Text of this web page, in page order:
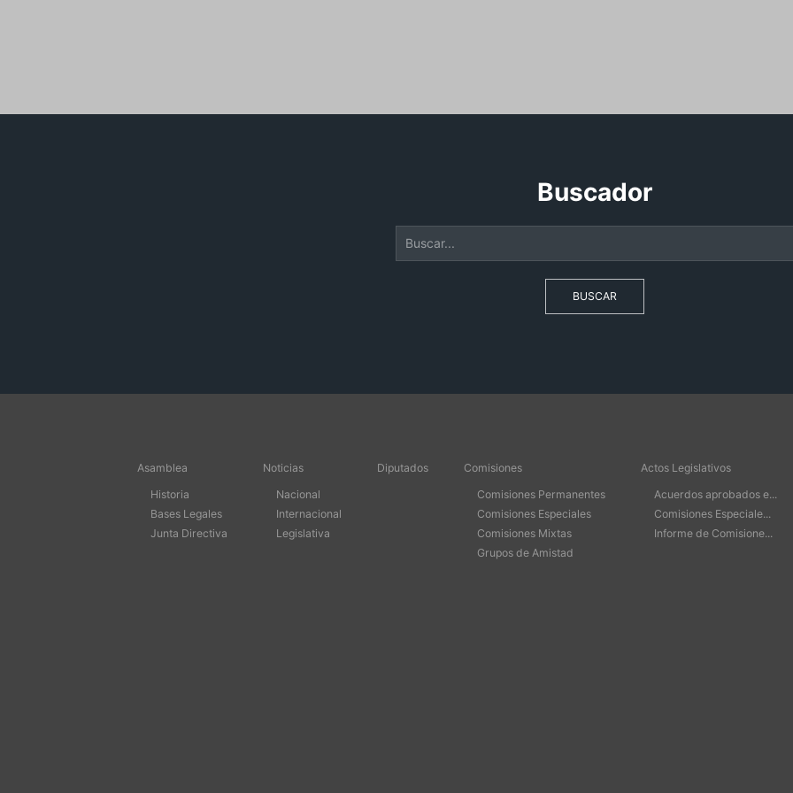
Buscador
BUSCAR
Asamblea
Historia
Bases Legales
Junta Directiva
Noticias
Nacional
Internacional
Legislativa
Diputados
Comisiones
Comisiones Permanentes
Comisiones Especiales
Comisiones Mixtas
Grupos de Amistad
Actos Legislativos
Acuerdos aprobados e...
Comisiones Especiale...
Informe de Comisione...